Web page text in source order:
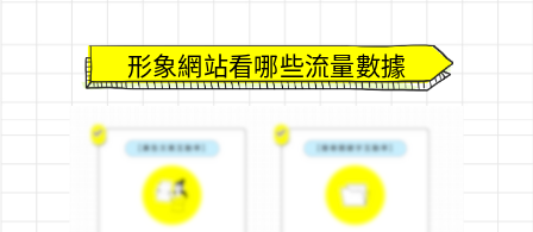
形象網站看哪些流量數據